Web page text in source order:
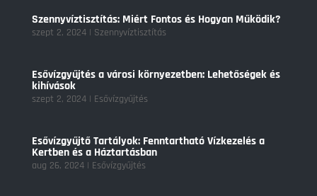
Szennyvíztisztítás: Miért Fontos és Hogyan Működik?
szept 2, 2024| Szennyvíztisztítás
Esővízgyűjtés a városi környezetben: Lehetőségek és
kihívások
szept 2, 2024| Esővízgyűjtés
Esővízgyűjtő Tartályok: Fenntartható Vízkezelés a
Kertben és a Háztartásban
aug 26, 2024| Esővízgyűjtés